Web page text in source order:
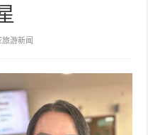
游新闻